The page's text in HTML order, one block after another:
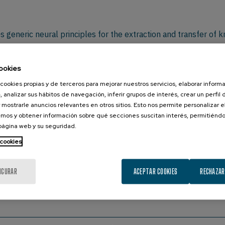
generic neural principles for the extraction and transfer of
Kavli Institute for Systems Neuroscience, Norwegian
relative locations of different phenomena in their
has been transformative. There are now hints that
whether cognitive maps provide generic neural
exploring the physical world to probe how humans
domains. These experiments highlight hippocampal-
these data illustrate how map-like organization of
propias y de terceros para mejorar nuestros servicios, elaborar
analizar sus hábitos de navegación, inferir grupos de interés, crear un perfil
anuncios relevantes en otros sitios. Esto nos permite personalizar
y obtener información sobre qué secciones suscitan interés,
web y su seguridad.
ACEPTAR COOKIES